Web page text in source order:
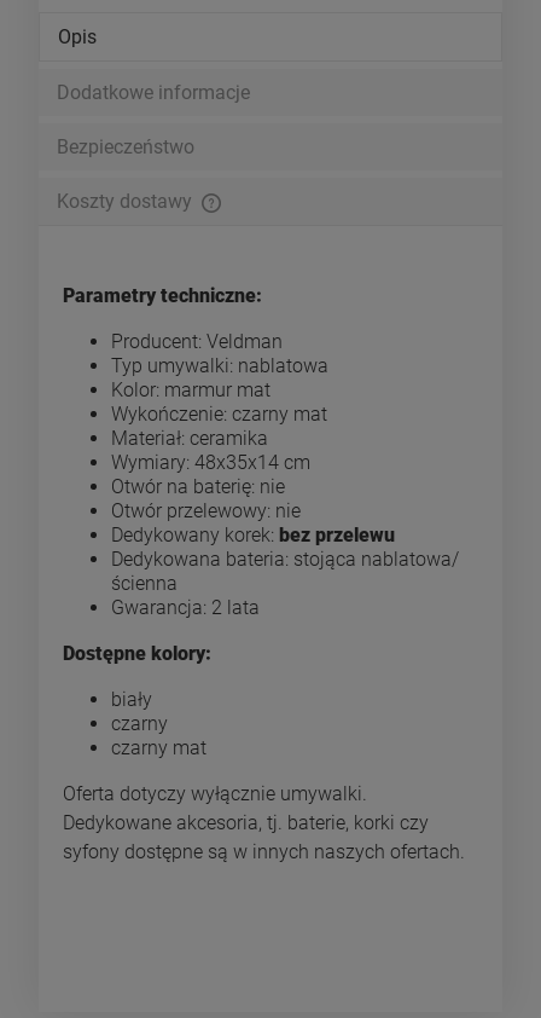
Opis
Dodatkowe informacje
Bezpieczeństwo
Koszty dostawy
Parametry techniczne:
Producent: Veldman
Typ umywalki: nablatowa
Kolor: marmur mat
Wykończenie: czarny mat
Materiał: ceramika
Wymiary: 48x35x14 cm
Otwór na baterię: nie
Otwór przelewowy: nie
Dedykowany korek: bez przelewu
Dedykowana bateria: stojąca nablatowa/
ścienna
Gwarancja: 2 lata
Dostępne kolory:
biały
czarny
czarny mat
Oferta dotyczy wyłącznie umywalki.
Dedykowane akcesoria, tj. baterie, korki czy
syfony dostępne są w innych naszych ofertach.